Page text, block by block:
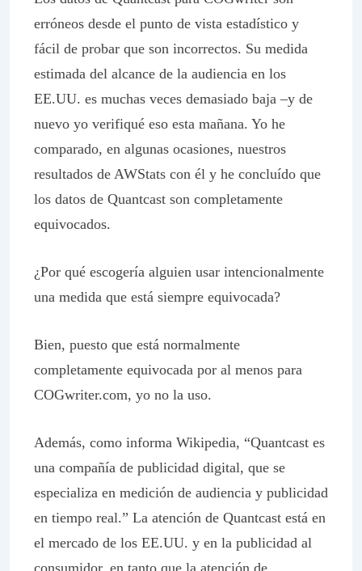
erróneos desde el punto de vista estadístico y
fácil de probar que son incorrectos. Su medida
estimada del alcance de la audiencia en los
EE.UU. es muchas veces demasiado baja –y de
nuevo yo verifiqué eso esta mañana. Yo he
comparado, en algunas ocasiones, nuestros
resultados de AWStats con él y he concluído que
los datos de Quantcast son completamente
equivocados.
¿Por qué escogería alguien usar intencionalmente
una medida que está siempre equivocada?
Bien, puesto que está normalmente
completamente equivocada por al menos para
COGwriter.com, yo no la uso.
Además, como informa Wikipedia, “Quantcast es
una compañía de publicidad digital, que se
especializa en medición de audiencia y publicidad
en tiempo real.” La atención de Quantcast está en
el mercado de los EE.UU. y en la publicidad al
consumidor, en tanto que la atención de